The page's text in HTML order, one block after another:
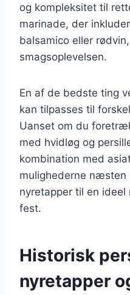
og kompleksitet til
marinade, der
balsamico eller
smagsoplevelsen.
En af de bedste ting
kan tilpasses til
Uanset om du
med hvidløg og
kombination med
mulighederne næsten
nyretapper til en
fest.
Historisk
nyretapper